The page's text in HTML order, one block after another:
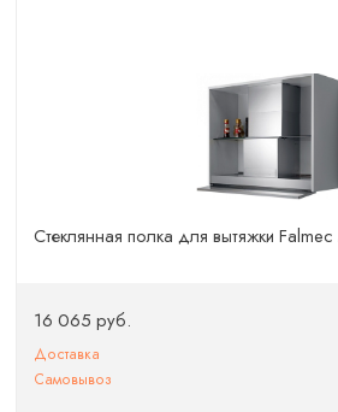
Стеклянная полка для вытяжки
16 065 руб.
Доставка
Самовывоз